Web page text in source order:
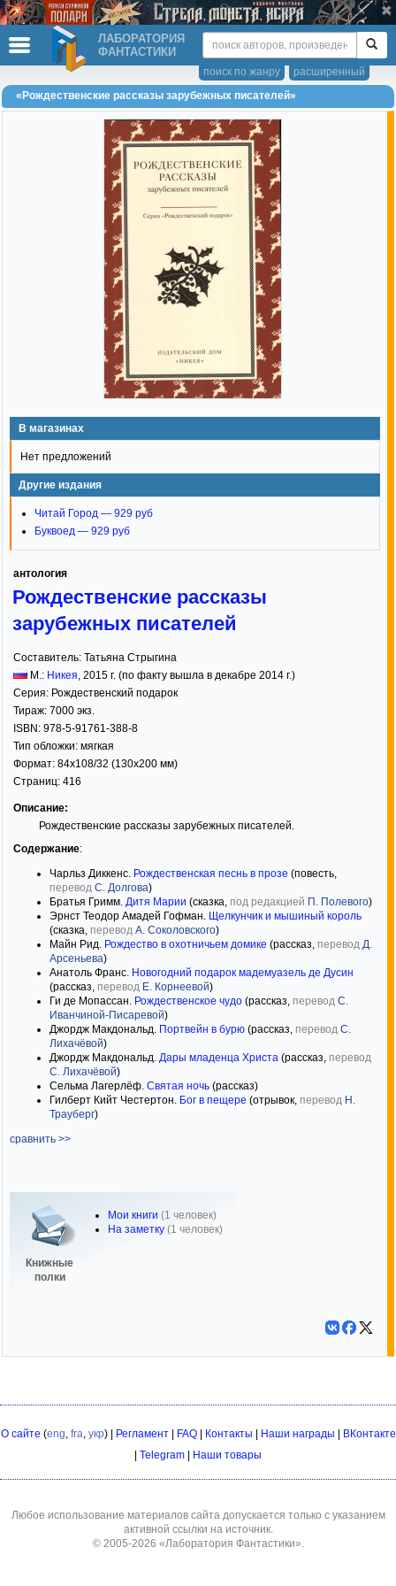
ЛАБОРАТОРИЯ
ФАНТАСТИКИ
расширенный
поиск по жанру
«Рождественские рассказы зарубежных писателей»
В магазинах
Нет предложений
Другие издания
Читай Город — 929 руб
Буквоед — 929 руб
антология
Рождественские рассказы
зарубежных писателей
Составитель: Татьяна Стрыгина
М.: Никея, 2015 г. (по факту вышла в декабре 2014 г.)
Серия: Рождественский подарок
Тираж: 7000 экз.
ISBN: 978-5-91761-388-8
Тип обложки: мягкая
Формат: 84x108/32 (130x200 мм)
Страниц: 416
Описание:
Рождественские рассказы зарубежных писателей.
Содержание:
Чарльз Диккенс. Рождественская песнь в прозе (повесть,
перевод С. Долгова)
Братья Гримм. Дитя Марии (сказка, под редакцией П. Полевого)
Эрнст Теодор Амадей Гофман. Щелкунчик и мышиный король
(сказка, перевод А. Соколовского)
Майн Рид. Рождество в охотничьем домике (рассказ, перевод Д.
Арсеньева)
Анатоль Франс. Новогодний подарок мадемуазель де Дусин
(рассказ, перевод Е. Корнеевой)
Ги де Мопассан. Рождественское чудо (рассказ, перевод С.
Иванчиной-Писаревой)
Джордж Макдональд. Портвейн в бурю (рассказ, перевод С.
Лихачёвой)
Джордж Макдональд. Дары младенца Христа (рассказ, перевод
С. Лихачёвой)
Сельма Лагерлёф. Святая ночь (рассказ)
Гилберт Кийт Честертон. Бог в пещере (отрывок, перевод Н.
Трауберг)
сравнить >>
Книжные
полки
Мои книги (1 человек)
На заметку (1 человек)
О сайте (eng, fra, укр) | Регламент| FAQ| Контакты Наши награды
ВКонтакте
Telegram Наши товары
Любое использование материалов сайта допускается только с указанием
активной ссылки на источник.
© 2005-2026 «Лаборатория Фантастики».